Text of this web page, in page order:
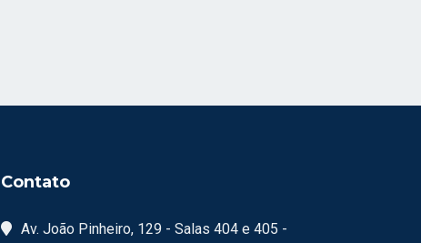
Contato
Av. João Pinheiro, 129 - Salas 404 e 405 -